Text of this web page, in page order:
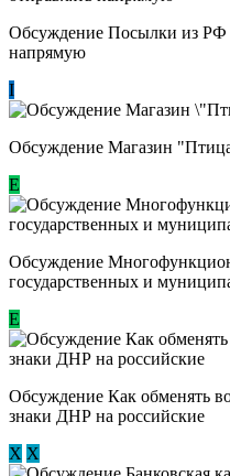
Обсуждение Посылки из РФ
напрямую
I
Обсуждение Магазин
Е
Обсуждение
государственных и
E
Обсуждение ​Как обменять
знаки ДНР на российские
Х Х